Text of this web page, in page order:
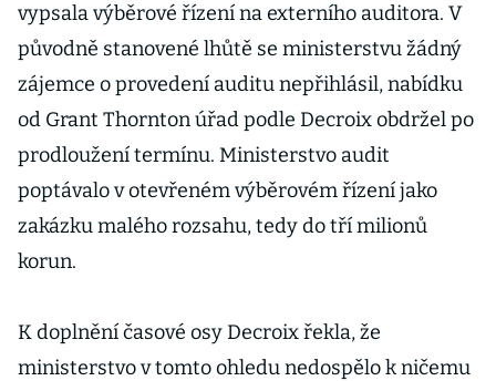
vypsala výběrové řízení na externího auditora. V
původně stanovené lhůtě se ministerstvu žádný
zájemce o provedení auditu nepřihlásil, nabídku
od Grant Thornton úřad podle Decroix obdržel po
prodloužení termínu. Ministerstvo audit
poptávalo v otevřeném výběrovém řízení jako
zakázku malého rozsahu, tedy do tří milionů
korun.
K doplnění časové osy Decroix řekla, že
ministerstvo v tomto ohledu nedospělo k ničemu